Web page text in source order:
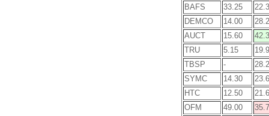
BAFS
33.25
DEMCO
14.00
AUCT
15.60
TRU
5.15
TBSP
-
SYMC
14.30
HTC
12.50
OFM
49.00